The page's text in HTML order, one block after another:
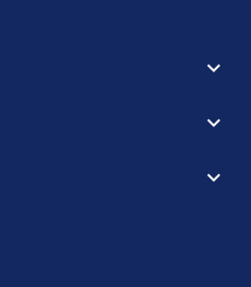


keyboard_arrow_down